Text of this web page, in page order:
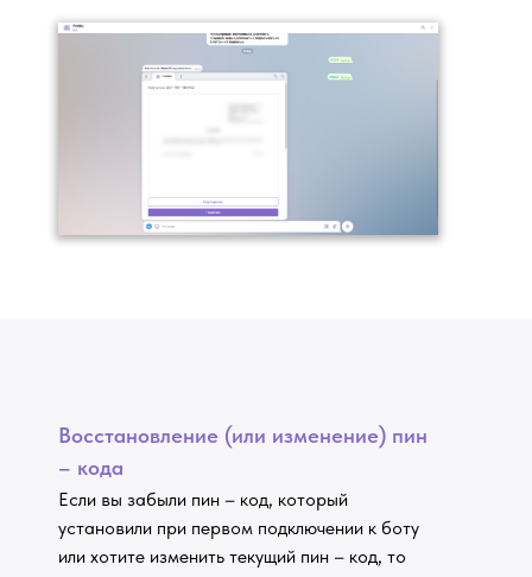
Восстановление (или изменение) пин
– кода
Если вы забыли пин – код, который
установили при первом подключении к боту
или хотите изменить текущий пин – код, то